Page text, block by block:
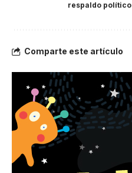
respaldo político
Comparte este artículo